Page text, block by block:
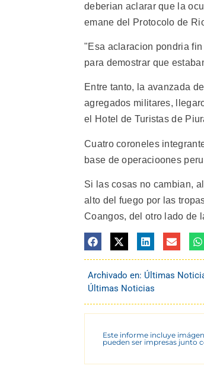
deberian aclarar que la
emane del Protocolo de
"Esa aclaracion pondria
para demostrar que
Entre tanto, la avanzada
agregados militares,
el Hotel de Turistas de
Cuatro coroneles
base de operacioones
Si las cosas no cambian,
alto del fuego por las
Coangos, del otro lado de
Archivado en: Últimas
Últimas Noticias
Este informe incluye
pueden ser impresas junto